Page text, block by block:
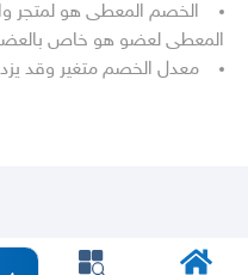
الخصم المعطى هو لمتجر
المعطى لعضو هو خاص بالعضو
معدل الخصم متغير وقد